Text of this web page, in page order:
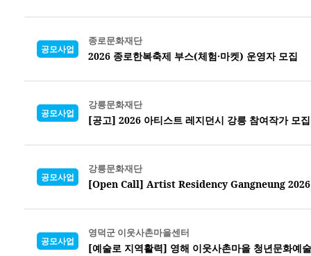
공모사업
종로문화재단
2026 종로한복축제 부스(체험·마켓) 운영자 모집
공모사업
강릉문화재단
[공고] 2026 아티스트 레지던시 강릉 참여작가 모집
공모사업
강릉문화재단
[Open Call] Artist Residency Gangneung 2026
공모사업
영덕군 이웃사촌마을센터
[예술로 지역활력] 영해 이웃사촌마을 청년문화예